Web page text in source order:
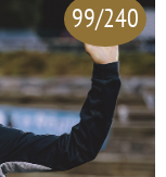
99/240